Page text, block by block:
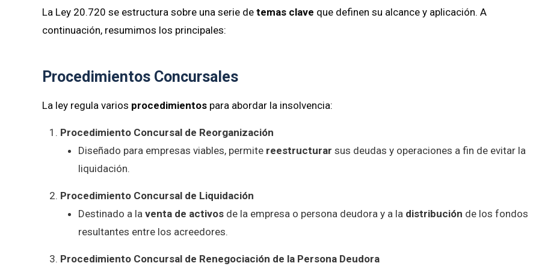
La Ley 20.720 se estructura sobre una serie detemas clave que definen su alcance y aplicación. A
continuación, resumimos los principales:
Procedimientos Concursales
La ley regula varios procedimientos para abordar la insolvencia:
Procedimiento Concursal de Reorganización
Diseñado para empresas viables, permite reestructurar sus deudas y operaciones a fin de evitar la
liquidación.
Procedimiento Concursal de Liquidación
Destinado a laventa de activos de la empresa o persona deudora y a la distribución de los fondos
resultantes entre los acreedores.
Procedimiento Concursal de Renegociación de la Persona Deudora